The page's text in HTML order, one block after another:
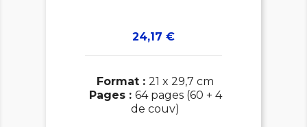
Prix
24,17 €
Format : 21 x 29,7 cm
Pages : 64 pages (60 + 4
de couv)